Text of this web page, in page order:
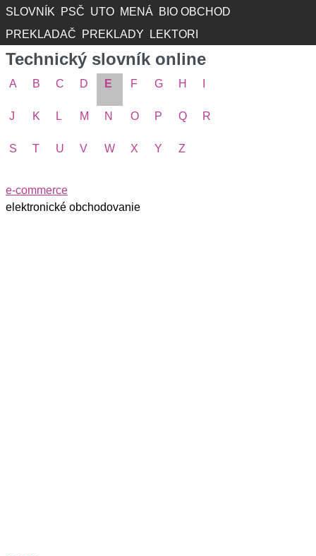
SLOVNÍK PSČ UTO MENÁ
BIO OBCHOD
PREKLADAČ
PREKLADY LEKTORI
Technický slovník online
A B C D E F G H
J K L M N O P Q R
S T U V W X Y Z
e-commerce
elektronické obchodovanie